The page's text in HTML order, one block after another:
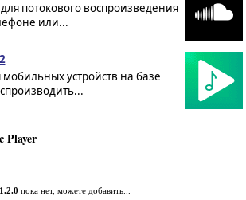
потокового воспроизведения
или...
устройств на базе
Player
пока нет, можете добавить...